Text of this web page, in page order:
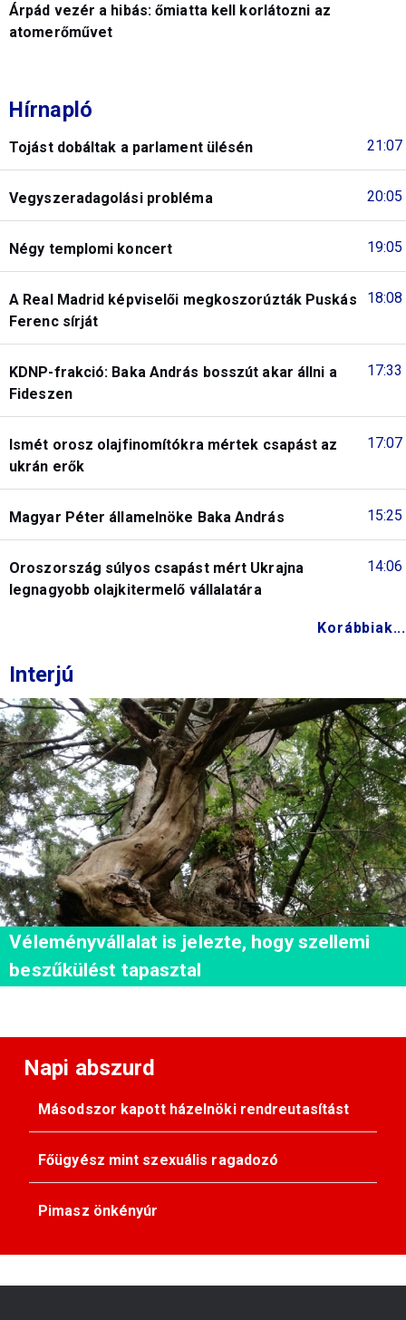
Árpád vezér a hibás: őmiatta kell korlátozni az
atomerőművet
Hírnapló
21:07
Tojást dobáltak a parlament ülésén
20:05
Vegyszeradagolási probléma
19:05
Négy templomi koncert
18:08
A Real Madrid képviselői megkoszorúzták Puskás
Ferenc sírját
17:33
KDNP-frakció: Baka András bosszút akar állni a
Fideszen
17:07
Ismét orosz olajfinomítókra mértek csapást az
ukrán erők
15:25
Magyar Péter államelnöke Baka András
14:06
Oroszország súlyos csapást mért Ukrajna
legnagyobb olajkitermelő vállalatára
Korábbiak...
Interjú
Véleményvállalat is jelezte, hogy szellemi
beszűkülést tapasztal
Napi abszurd
Másodszor kapott házelnöki rendreutasítást
Főügyész mint szexuális ragadozó
Pimasz önkényúr